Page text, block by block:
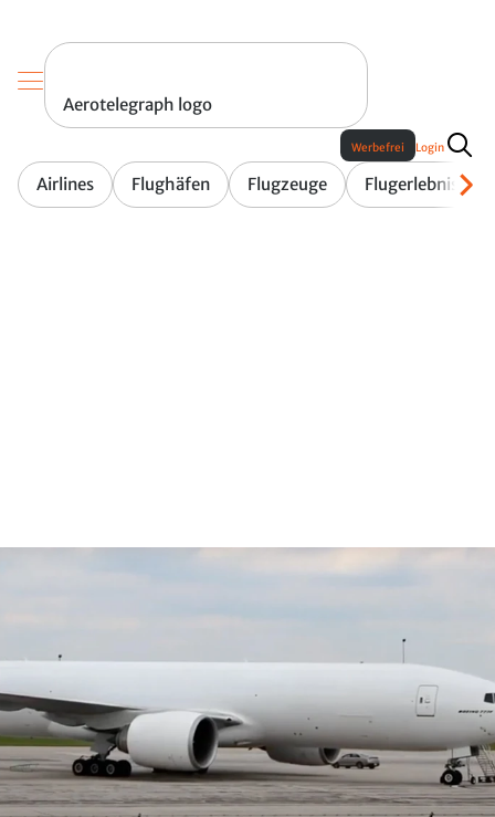
Aerotelegraph logo
Airlines Flughäfen Flugzeuge Flugerlebnis
Werbefrei Login